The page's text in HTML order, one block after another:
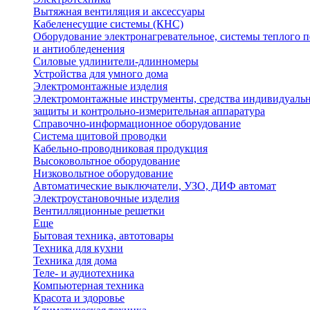
Вытяжная вентиляция и аксессуары
Кабеленесущие системы (КНС)
Оборудование электронагревательное, системы теплого
и антиобледенения
Силовые удлинители-длинномеры
Устройства для умного дома
Электромонтажные изделия
Электромонтажные инструменты, средства
защиты и контрольно-измерительная аппаратура
Справочно-информационное оборудование
Система щитовой проводки
Кабельно-проводниковая продукция
Высоковольтное оборудование
Низковольтное оборудование
Автоматические выключатели, УЗО, ДИФ автомат
Электроустановочные изделия
Вентилляционные решетки
Еще
Бытовая техника, автотовары
Техника для кухни
Техника для дома
Теле- и аудиотехника
Компьютерная техника
Красота и здоровье